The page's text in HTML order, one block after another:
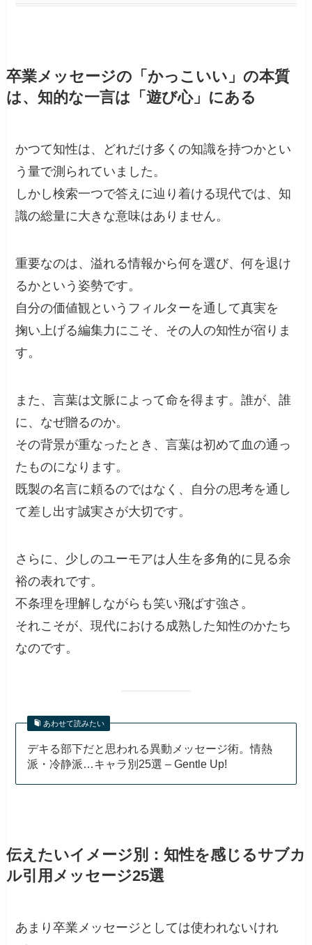
卒業メッセージの「かっこいい」の本質
は、知的な一言は「遊び心」にある
かつて知性は、どれだけ多くの知識を持つかとい
う量で測られていました。
しかし検索一つで答えに辿り着ける現代では、知
識の総量に大きな意味はありません。
重要なのは、溢れる情報から何を選び、何を退け
るかという姿勢です。
自分の価値観というフィルターを通して真実を
掬い上げる編集力にこそ、その人の知性が宿りま
す。
また、言葉は文脈によって命を得ます。誰が、誰
に、なぜ贈るのか。
その背景が重なったとき、言葉は初めて血の通っ
たものになります。
既製の名言に頼るのではなく、自分の思考を通し
て差し出す誠実さが大切です。
さらに、少しのユーモアは人生を多角的に見る余
裕の表れです。
不条理を理解しながらも笑い飛ばす強さ。
それこそが、現代における成熟した知性のかたち
なのです。
あわせて読みたい
デキる部下だと思われる異動メッセージ術。情熱
派・冷静派…キャラ別25選 – Gentle Up!
伝えたいイメージ別：知性を感じるサブカ
ル引用メッセージ25選
あまり卒業メッセージとしては使われないけれ